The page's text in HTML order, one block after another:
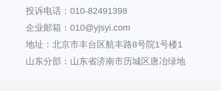
投诉电话：010-82491398
企业邮箱：010@yjsyi.com
地址：北京市丰台区航丰路8号院1号楼1
层121
山东分部：山东省济南市历城区唐冶绿地